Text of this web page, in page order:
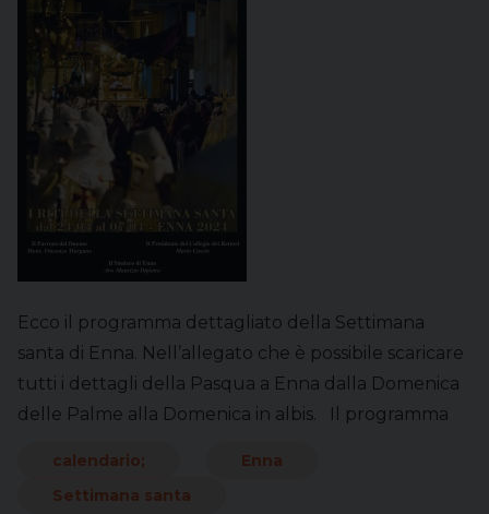
Ecco il programma dettagliato della Settimana
santa di Enna. Nell’allegato che è possibile scaricare
tutti i dettagli della Pasqua a Enna dalla Domenica
delle Palme alla Domenica in albis. Il programma
calendario;
Enna
Settimana santa